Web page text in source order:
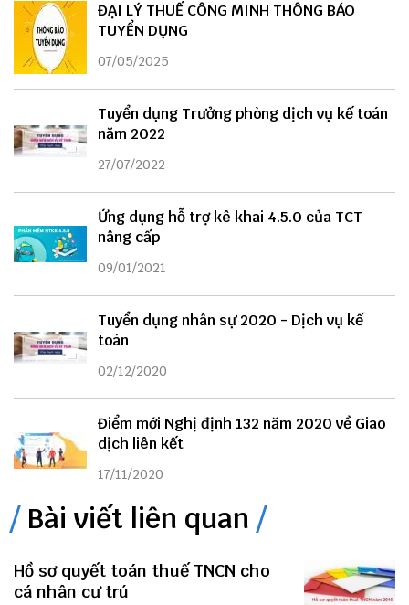
ĐẠI LÝ THUẾ CÔNG MINH THÔNG BÁO
TUYỂN DỤNG
07/05/2025
Tuyển dụng Trưởng phòng dịch vụ kế toán
năm 2022
27/07/2022
Ứng dụng hỗ trợ kê khai 4.5.0 của TCT
nâng cấp
09/01/2021
Tuyển dụng nhân sự 2020 - Dịch vụ kế
toán
02/12/2020
Điểm mới Nghị định 132 năm 2020 về Giao
dịch liên kết
17/11/2020
Bài viết liên quan
Hồ sơ quyết toán thuế TNCN cho
cá nhân cư trú